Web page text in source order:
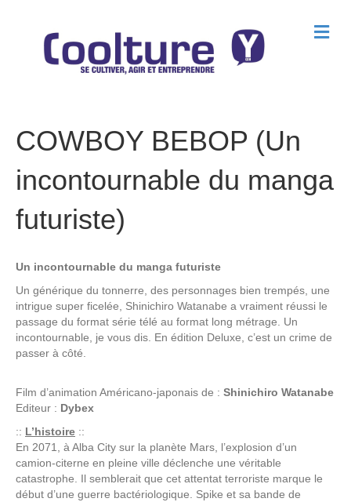
M
e
COWBOY BEBOP (Un
incontournable du manga
futuriste)
Un incontournable du manga futuriste
Un générique du tonnerre, des personnages bien trempés, une
intrigue super ficelée, Shinichiro Watanabe a vraiment réussi le
passage du format série télé au format long métrage. Un
incontournable, je vous dis. En édition Deluxe, c’est un crime de
passer à côté.
Film d’animation Américano-japonais de : Shinichiro Watanabe
Editeur : Dybex
:: L’histoire ::
En 2071, à Alba City sur la planète Mars, l’explosion d’un
camion-citerne en pleine ville déclenche une véritable
catastrophe. Il semblerait que cet attentat terroriste marque le
début d’une guerre bactériologique. Spike et sa bande de